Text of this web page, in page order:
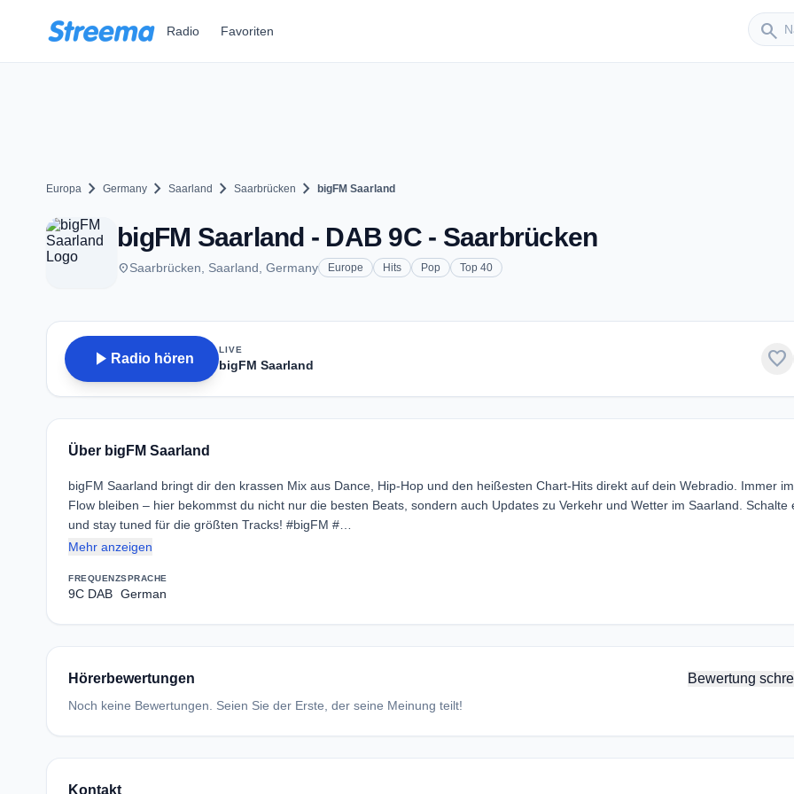
Radio Favoriten search
Sender
Europa chevron_right Germany chevron_right Saarland chevron_right Saarbrücken chevron_right bigFM Saarland
bigFM Saarland - DAB 9C - Saarbrücken
placeSaarbrücken, Saarland, Germany Europe Hits Pop Top 40
play_arrow Radio hören
LIVE
bigFM Saarland favorite
Über bigFM Saarland
bigFM Saarland bringt dir den krassen Mix aus Dance, Hip-Hop und den heißesten Chart-Hits direkt auf dein Webradio. Immer im
Flow bleiben – hier bekommst du nicht nur die besten Beats, sondern auch Updates zu Verkehr und Wetter im Saarland. Schalte
und stay tuned für die größten Tracks! #bigFM #…
Mehr anzeigen
FREQUENZ
9C DAB
SPRACHE
German
Hörerbewertungen Bewertung
Noch keine Bewertungen. Seien Sie der Erste, der seine Meinung teilt!
Kontakt